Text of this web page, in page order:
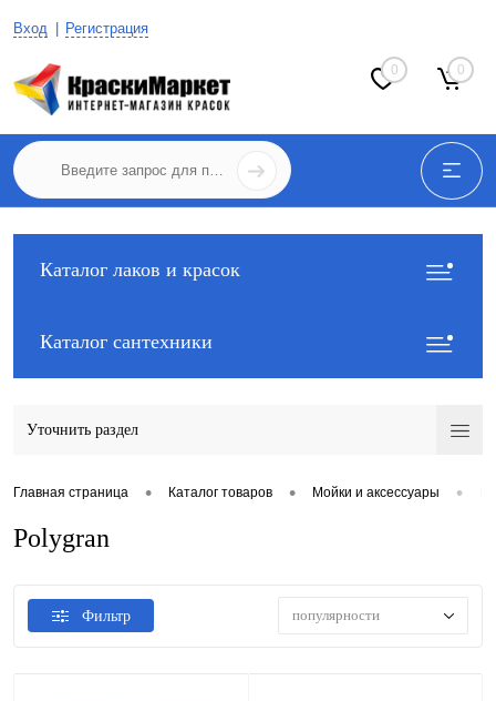
Вход Регистрация
0 0
Каталог лаков и красок
Каталог сантехники
Уточнить раздел
Главная страница • Каталог товаров • Мойки и аксессуары •
Polygran
Фильтр популярности